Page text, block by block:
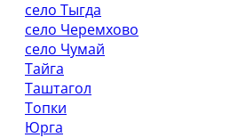
село Тыгда
село Черемхово
село Чумай
Тайга
Таштагол
Топки
Юрга